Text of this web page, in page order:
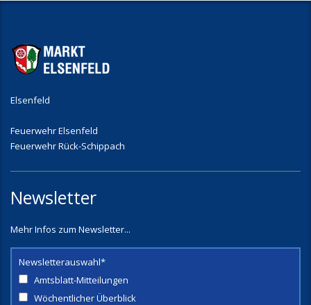
Elsenfeld
Feuerwehr Elsenfeld
Feuerwehr Rück-Schippach
Newsletter
Mehr Infos zum Newsletter...
Newsletterauswahl*
Amtsblatt-Mitteilungen
Wöchentlicher Überblick